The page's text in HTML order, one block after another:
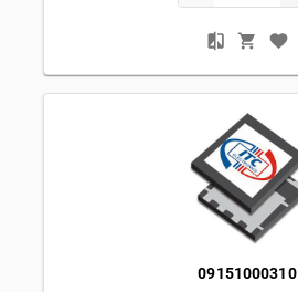
09151000310